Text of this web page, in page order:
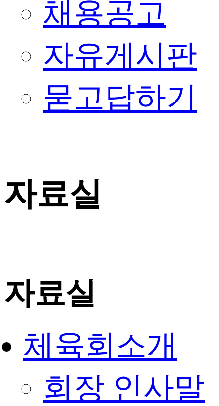
채용공고
자유게시판
묻고답하기
자료실
자료실
체육회소개
회장 인사말